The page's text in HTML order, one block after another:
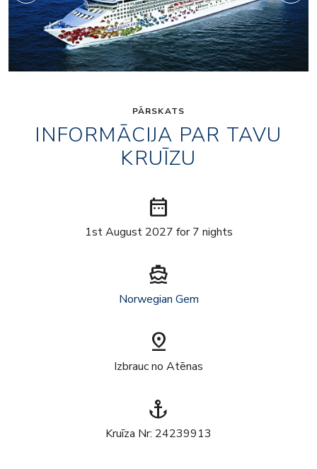
PĀRSKATS
INFORMĀCIJA PAR TAVU
KRUĪZU
date_range
1st August 2027 for 7 nights
directions_boat
Norwegian Gem
pin_drop
Izbrauc no Atēnas
anchor
Kruīza Nr: 24239913